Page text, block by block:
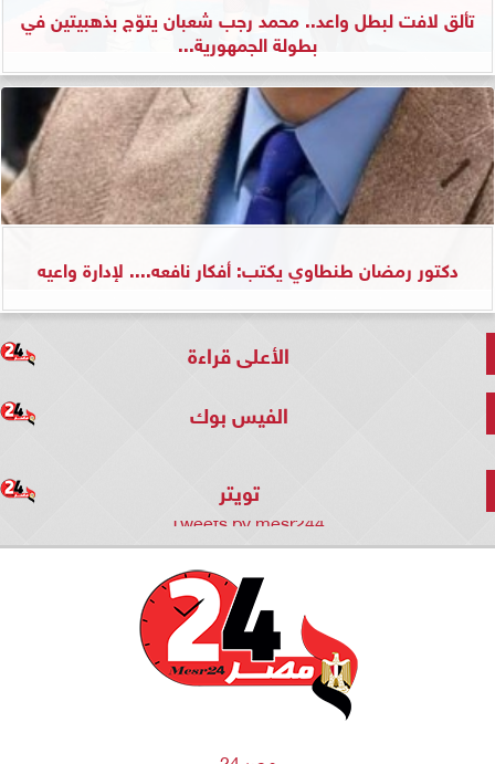
تألق لافت لبطل واعد.. محمد رجب شعبان يتوّج بذهبيتين في
بطولة الجمهورية...
دكتور رمضان طنطاوي يكتب: أفكار نافعه.... لإدارة واعيه
الأعلى قراءة
الفيس بوك
تويتر
Tweets by mesr244